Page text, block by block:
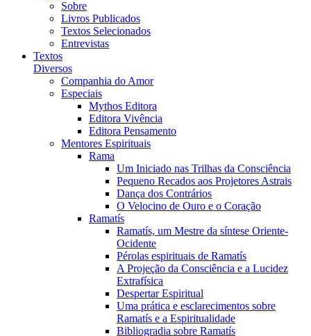
Sobre
Livros Publicados
Textos Selecionados
Entrevistas
Textos
Diversos
Companhia do Amor
Especiais
Mythos Editora
Editora Vivência
Editora Pensamento
Mentores Espirituais
Rama
Um Iniciado nas Trilhas da Consciência
Pequeno Recados aos Projetores Astrais
Dança dos Contrários
O Velocino de Ouro e o Coração
Ramatís
Ramatís, um Mestre da síntese Oriente-
Ocidente
Pérolas espirituais de Ramatís
A Projeção da Consciência e a Lucidez
Extrafísica
Despertar Espiritual
Uma prática e esclarecimentos sobre
Ramatís e a Espiritualidade
Bibliogradia sobre Ramatís